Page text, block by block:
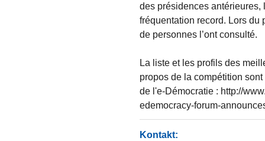
des présidences antérieures,
fréquentation record. Lors du
de personnes l’ont consulté.
La liste et les profils des
propos de la compétition
de l'e-Démocratie : http://
edemocracy-forum-
Kontakt: